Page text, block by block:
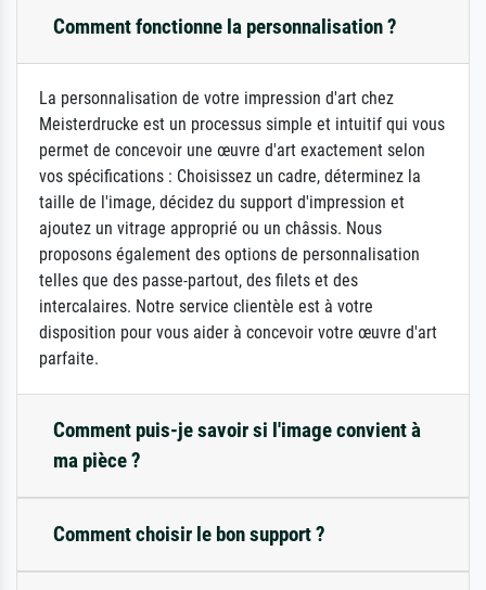
Comment fonctionne la personnalisation ?
La personnalisation de votre impression d'art chez
Meisterdrucke est un processus simple et intuitif qui vous
permet de concevoir une œuvre d'art exactement selon
vos spécifications : Choisissez un cadre, déterminez la
taille de l'image, décidez du support d'impression et
ajoutez un vitrage approprié ou un châssis. Nous
proposons également des options de personnalisation
telles que des passe-partout, des filets et des
intercalaires. Notre service clientèle est à votre
disposition pour vous aider à concevoir votre œuvre d'art
parfaite.
Comment puis-je savoir si l'image convient à
ma pièce ?
Comment choisir le bon support ?